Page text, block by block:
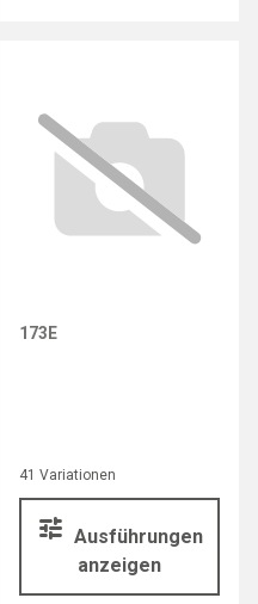
41 Variationen
Ausführungen
anzeigen
173E